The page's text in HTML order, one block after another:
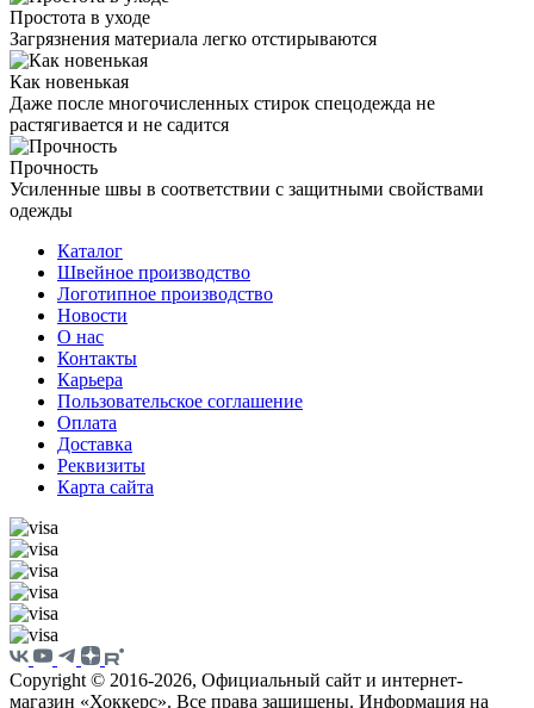
Простота в уходе
Загрязнения материала легко отстирываются
Как новенькая
Даже после многочисленных стирок спецодежда не
растягивается и не садится
Прочность
Усиленные швы в соответствии с защитными свойствами
одежды
Каталог
Швейное производство
Логотипное производство
Новости
О нас
Контакты
Карьера
Пользовательское соглашение
Оплата
Доставка
Реквизиты
Карта сайта
Copyright © 2016-2026, Официальный сайт и интернет-
магазин «Хоккерс». Все права защищены. Информация на